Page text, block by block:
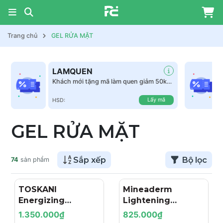
Trang chủ GEL RỬA MẶT
LAMQUEN
Khách mới tặng mã làm quen giảm 50k
HSD: Lấy mã
GEL RỬA MẶT
74 sản phẩm Sắp xếp Bộ lọc
TOSKANI
Energizing
Cleanser PRO – Gel
1.350.000₫
Mineaderm
Lightening
Exfoliating
825.000₫